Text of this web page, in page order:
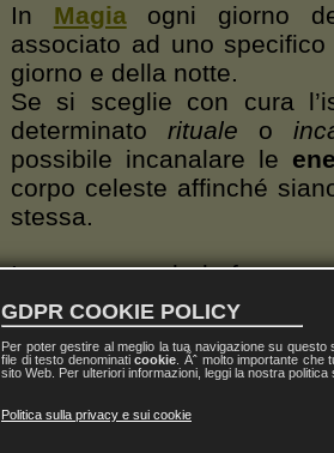
In Magiaogni giorno
associato ad uno
giorno e della notte.
Se si sceglie con cura
determinato rituale o
possibile incanalare le
corpo celeste affinché
stessa.
In questo modo la forza
spirituale del pianeta
agevolerà e aumenterà
l’efficacia delle nostre
operazioni magiche.
GDPR COOKIE POLICY
Per poter gestire al meglio la tua navigazione su
file di testo denominaticookie . Ãˆ molto importante
sito Web. Per ulteriori informazioni, leggi la nostra
Politica sulla privacy e sui cookie